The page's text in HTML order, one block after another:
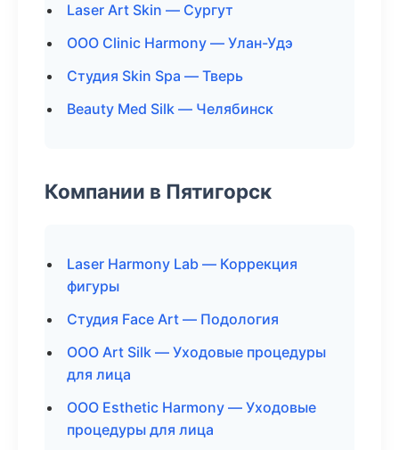
Laser Art Skin — Сургут
ООО Clinic Harmony — Улан-Удэ
Студия Skin Spa — Тверь
Beauty Med Silk — Челябинск
Компании в Пятигорск
Laser Harmony Lab — Коррекция
фигуры
Студия Face Art — Подология
ООО Art Silk — Уходовые процедуры
для лица
ООО Esthetic Harmony — Уходовые
процедуры для лица